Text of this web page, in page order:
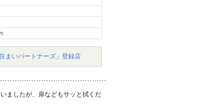
まいパートナーズ」登録店
ましたが、扉などもサッと拭くだ